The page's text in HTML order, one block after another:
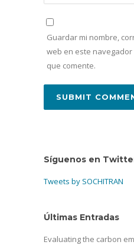
Guardar mi nombre,
web en este
que comente.
Síguenos en
Tweets by SOCHITRAN
Últimas Entradas
Evaluating the carbon